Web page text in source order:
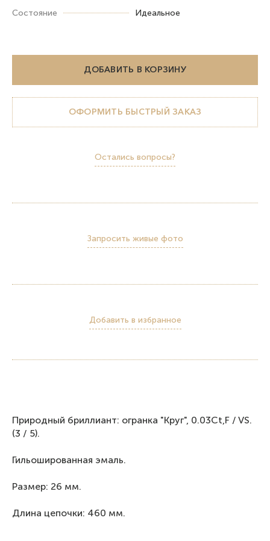
Состояние
Идеальное
ДОБАВИТЬ В КОРЗИНУ
ОФОРМИТЬ БЫСТРЫЙ ЗАКАЗ
Остались вопросы?
Запросить живые фото
Добавить в избранное
Пpиродный бриллиант: огранка "Круг", 0.03Ct,F / VS.
(3 / 5).
Гильошированная эмаль.
Размер: 26 мм.
Длина цепочки: 460 мм.